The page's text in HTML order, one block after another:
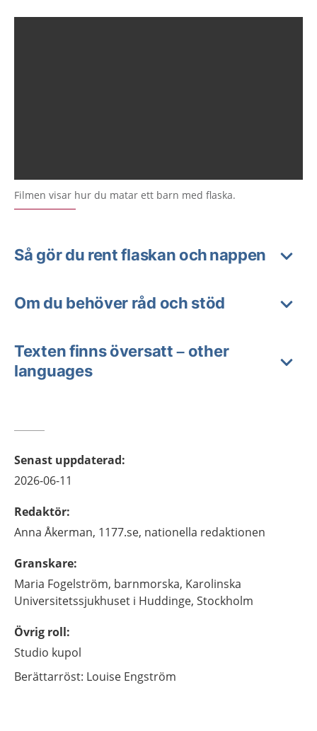
Filmen visar hur du matar ett barn med flaska.
Så gör du rent flaskan och nappen
Om du behöver råd och stöd
Texten finns översatt – other
languages
Senast uppdaterad:
2026-06-11
Redaktör:
Anna Åkerman, 1177.se, nationella redaktionen
Granskare:
Maria Fogelström, barnmorska, Karolinska
Universitetssjukhuset i Huddinge, Stockholm
Övrig roll:
Studio kupol
Berättarröst: Louise Engström